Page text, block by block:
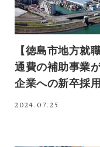
【徳島市地方就
通費の補助事業
企業への新卒採
2024.07.25